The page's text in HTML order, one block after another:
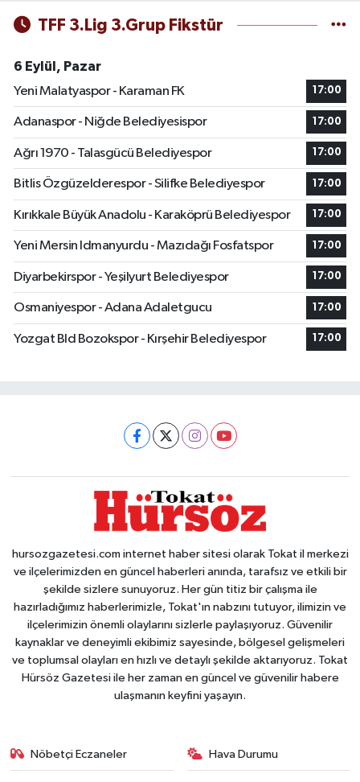
TFF 3.Lig 3.Grup Fikstür
6 Eylül, Pazar
Yeni Malatyaspor - Karaman FK
17:00
Adanaspor - Niğde Belediyesispor 17:00
Ağrı 1970 - Talasgücü Belediyespor 17:00
Bitlis Özgüzelderespor - Silifke Belediyespor 17:00
Kırıkkale Büyük Anadolu - Karaköprü Belediyespor 17:00
Yeni Mersin Idmanyurdu - Mazıdağı Fosfatspor 17:00
Diyarbekirspor - Yeşilyurt Belediyespor 17:00
Osmaniyespor - Adana Adaletgucu 17:00
Yozgat Bld Bozokspor - Kırşehir Belediyespor 17:00
hursozgazetesi.com internet haber sitesi olarak Tokat il merkezi
ve ilçelerimizden en güncel haberleri anında, tarafsız ve etkili bir
şekilde sizlere sunuyoruz. Her gün titiz bir çalışma ile
hazırladığımız haberlerimizle, Tokat'ın nabzını tutuyor, ilimizin ve
ilçelerimizin önemli olaylarını sizlerle paylaşıyoruz. Güvenilir
kaynaklar ve deneyimli ekibimiz sayesinde, bölgesel gelişmeleri
ve toplumsal olayları en hızlı ve detaylı şekilde aktarıyoruz. Tokat
Hürsöz Gazetesi ile her zaman en güncel ve güvenilir habere
ulaşmanın keyfini yaşayın.
Nöbetçi Eczaneler Hava Durumu